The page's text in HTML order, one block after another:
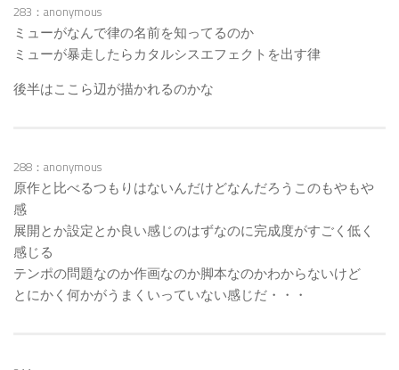
283：anonymous
ミューがなんで律の名前を知ってるのか
ミューが暴走したらカタルシスエフェクトを出す律
後半はここら辺が描かれるのかな
288：anonymous
原作と比べるつもりはないんだけどなんだろうこのもやもや
感
展開とか設定とか良い感じのはずなのに完成度がすごく低く
感じる
テンポの問題なのか作画なのか脚本なのかわからないけど
とにかく何かがうまくいっていない感じだ・・・